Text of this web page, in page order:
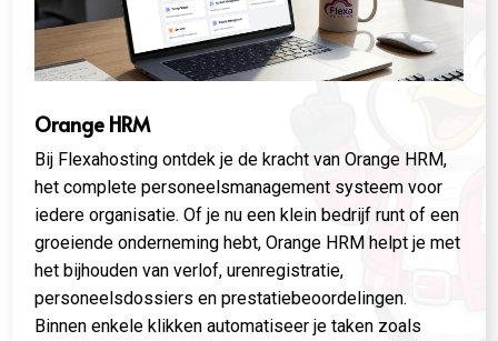
Orange HRM
Bij Flexahosting ontdek je de kracht van Orange HRM,
het complete personeelsmanagement systeem voor
iedere organisatie. Of je nu een klein bedrijf runt of een
groeiende onderneming hebt, Orange HRM helpt je met
het bijhouden van verlof, urenregistratie,
personeelsdossiers en prestatiebeoordelingen.
Binnen enkele klikken automatiseer je taken zoals